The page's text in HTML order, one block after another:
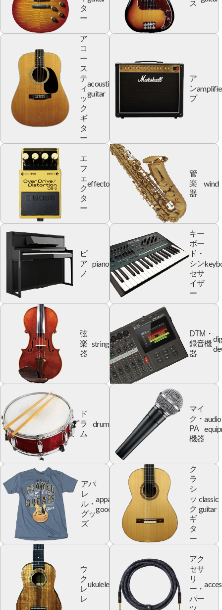
タ
ー
ス
ア
コ
ー
ス
テ
ィ
ッ
ク
ギ
タ
ー
acoustic
guitar
ア
ン
プ
エ
フ
ェ
ク
タ
ー
effector
管
楽
器
wind
ピ
ア
ノ
piano
キー
ボー
ド・
シン
セサ
イザ
ー
弦
楽
器
string
DTM・
録音機
器
ド
ラ
ム
drum
マイ
ク・
PA
機器
audio
アパ
レ
ル・
グッ
ズ
apparel
goods
ク
ラ
シ
ッ
ク
ギ
タ
ー
classic
guitar
ウ
ク
レ
レ
ukulele
アク
セサ
リ
ー・
パー